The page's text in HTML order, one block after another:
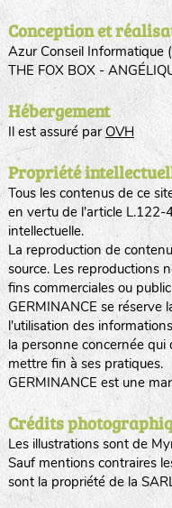
Conception et
Azur Conseil Informatique
THE FOX BOX -
Hébergement
Il est assuré par OVH
Propriété
Tous les contenus de ce
en vertu de l'article L.122-
intellectuelle.
La reproduction de
source. Les reproductions
fins commerciales ou
GERMINANCE se réserve
l'utilisation des
la personne concernée
mettre fin à ses pratiques.
GERMINANCE est une
Crédits
Les illustrations sont de
Sauf mentions contraires
sont la propriété de la